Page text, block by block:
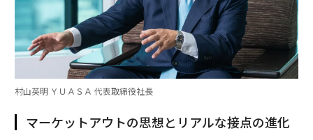
村山英明 ＹＵＡＳＡ 代表取締役社長
マーケットアウトの思想とリアルな接点の進化